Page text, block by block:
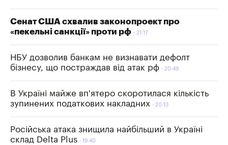
Сенат США схвалив законопроект про
«пекельні санкції» проти рф
21:17
НБУ дозволив банкам не визнавати дефолт
бізнесу, що постраждав від атак рф
20:49
В Україні майже вп'ятеро скоротилася кількість
зупинених податкових накладних
20:13
Російська атака знищила найбільший в Україні
склад Delta Plus
19:40